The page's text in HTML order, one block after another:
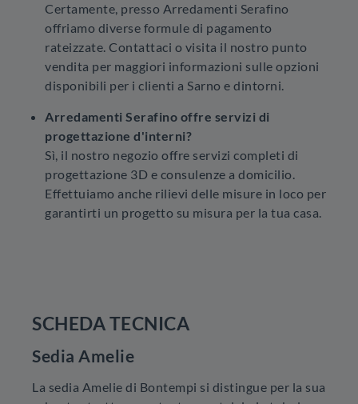
Certamente, presso Arredamenti Serafino
offriamo diverse formule di pagamento
rateizzate. Contattaci o visita il nostro punto
vendita per maggiori informazioni sulle opzioni
disponibili per i clienti a Sarno e dintorni.
Arredamenti Serafino offre servizi di
progettazione d'interni?
Sì, il nostro negozio offre servizi completi di
progettazione 3D e consulenze a domicilio.
Effettuiamo anche rilievi delle misure in loco per
garantirti un progetto su misura per la tua casa.
SCHEDA TECNICA
Sedia Amelie
La sedia Amelie di Bontempi si distingue per la sua